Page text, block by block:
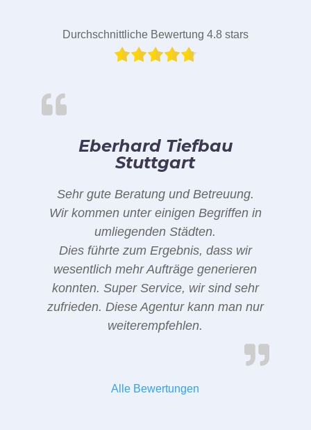
Durchschnittliche Bewertung 4.8 stars
Eberhard Tiefbau
Stuttgart
Sehr gute Beratung und Betreuung.
Wir kommen unter einigen Begriffen in
umliegenden Städten.
Dies führte zum Ergebnis, dass wir
wesentlich mehr Aufträge generieren
konnten. Super Service, wir sind sehr
zufrieden. Diese Agentur kann man nur
weiterempfehlen.
Alle Bewertungen